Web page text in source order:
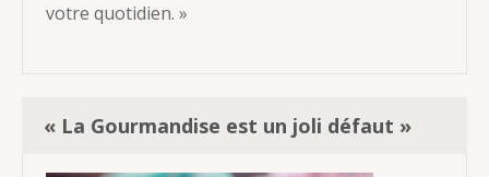
votre quotidien. »
« La Gourmandise est un joli défaut »